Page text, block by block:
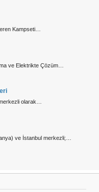
Kampseti…
ve Elektrikte Çözüm…
olarak…
ve İstanbul merkezli;…